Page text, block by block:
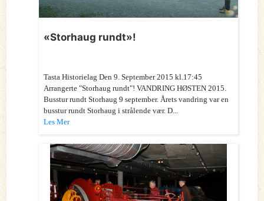
«Storhaug rundt»!
Tasta Historielag Den 9. September 2015 kl.17:45
Arrangerte "Storhaug rundt"! VANDRING HØSTEN 2015.
Busstur rundt Storhaug 9 september. Årets vandring var en
busstur rundt Storhaug i strålende vær. D...
Les Mer